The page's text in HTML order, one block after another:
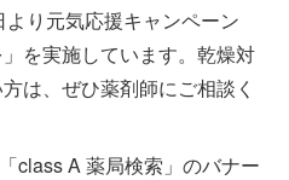
り元気応援キャンペーン
を実施しています。乾燥対
は、ぜひ薬剤師にご相談く
class A 薬局検索」のバナー